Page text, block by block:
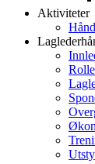
Aktiviteter